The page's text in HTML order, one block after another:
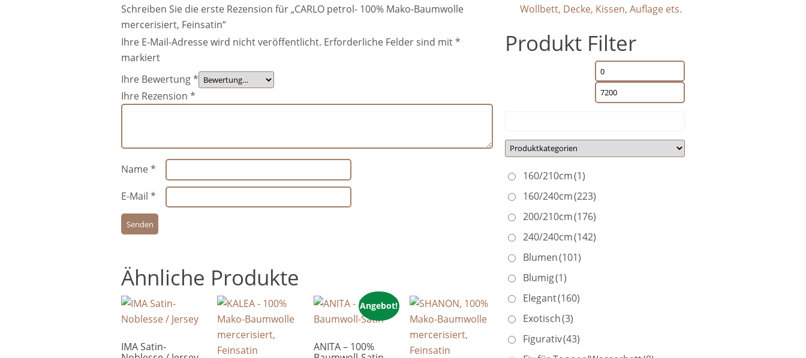
Schreiben Sie die erste Rezension für „CARLO petrol- 100% Mako-Baumwolle
mercerisiert, Feinsatin“
Ihre E-Mail-Adresse wird nicht veröffentlicht. Erforderliche Felder sind mit*
markiert
Ihre Bewertung*
Ihre Rezension *
Name*
E-Mail *
Ähnliche Produkte
IMA Satin-
Angebot!
ANITA – 100%
Wollbett, Decke, Kissen, Auflage ets.
Produkt Filter
160/210cm(1)
160/240cm(223)
200/210cm(176)
240/240cm(142)
Blumen(101)
Blumig(1)
Elegant(160)
Exotisch(3)
Figurativ(43)